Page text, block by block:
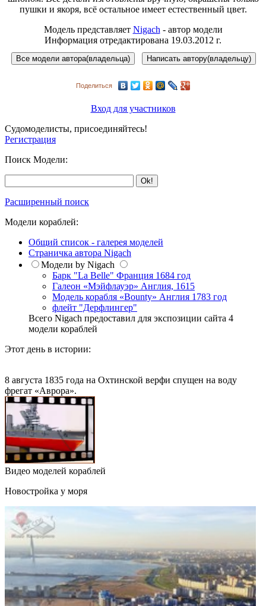
пушки и якоря, всё остальное имеет естественный цвет.
Модель представляет Nigach - автор модели
Информация отредактирована 19.03.2012 г.
Поделиться
Вход для участников
Судомоделисты, присоединяйтесь!
Регистрация
Поиск Модели:
Расширенный поиск
Модели кораблей:
Общий список - галерея моделей
Страничка автора Nigach
Модели by Nigach
Барк "La Belle" Франция 1684 год
Галеон «Мэйфлауэр» Англия, 1615
Модель корабля «Bounty» Англия 1783 год
флейт "Дерфлингер"
Всего Nigach предоставил для экспозиции сайта 4
модели кораблей
Этот день в истории:
8 августа 1835 года на Охтинской верфи спущен на воду
фрегат «Аврора».
Видео моделей кораблей
Новостройка у моря